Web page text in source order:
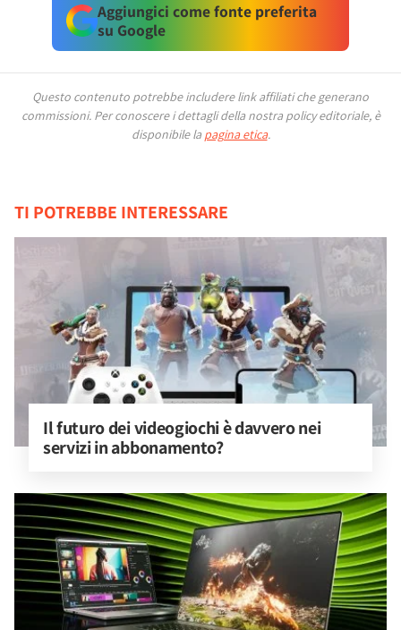
Aggiungici come fonte preferita
su Google
Questo contenuto potrebbe includere link affiliati che generano
commissioni. Per conoscere i dettagli della nostra policy editoriale, è
disponibile la pagina etica.
TI POTREBBE INTERESSARE
Il futuro dei videogiochi è davvero nei
servizi in abbonamento?